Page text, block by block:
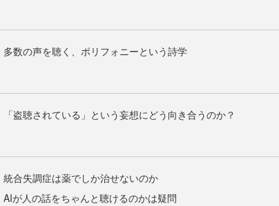
多数の声を聴く、ポリフォニーという詩学
「盗聴されている」という妄想にどう向き合うのか？
統合失調症は薬でしか治せないのか
AIが人の話をちゃんと聴けるのかは疑問